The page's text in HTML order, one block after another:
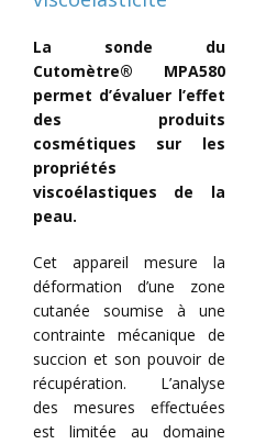
La sonde du
Cutomètre® MPA580
permet d’évaluer l’effet
des produits
cosmétiques sur les
propriétés
viscoélastiques de la
peau.
Cet appareil mesure la
déformation d’une zone
cutanée soumise à une
contrainte mécanique de
succion et son pouvoir de
récupération. L’analyse
des mesures effectuées
est limitée au domaine